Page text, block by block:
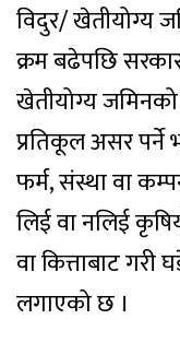
विदुर/ खेतीयोग्य
क्रम बढेपछि
खेतीयोग्य जमिनको
प्रतिकूल असर पर्ने
फर्म, संस्था वा
लिई वा नलिई
वा कित्ताबाट गरी
लगाएको छ ।